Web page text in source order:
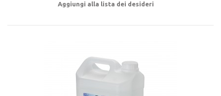
Aggiungi alla lista dei desideri